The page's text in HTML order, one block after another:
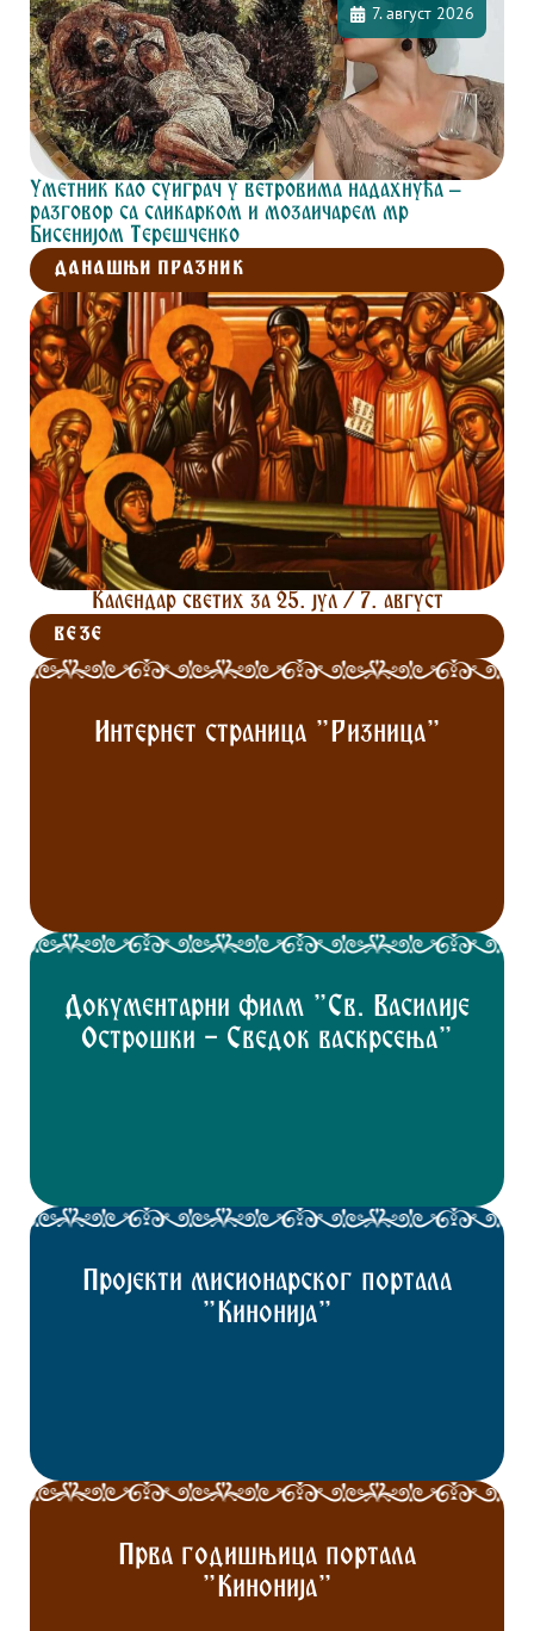
Уметник као суиграч у ветровима надахнућа –
разговор са сликарком и мозаичарем мр
Бисенијом Терешченко
7. август 2026
ДАНАШЊИ ПРАЗНИК
Календар светих за 25. јул / 7. август
ВЕЗЕ
Интернет страница "Ризница"
Документарни филм "Св. Василије
Острошки - Сведок васкрсења"
Пројекти мисионарског портала
"Кинонија"
Прва годишњица портала
"Кинонија"